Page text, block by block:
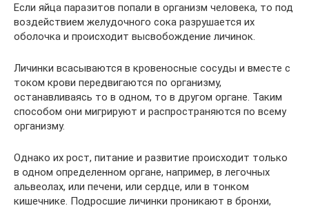
Если яйца паразитов попали в организм человека, то под
воздействием желудочного сока разрушается их
оболочка и происходит высвобождение личинок.
Личинки всасываются в кровеносные сосуды и вместе с
током крови передвигаются по организму,
останавливаясь то в одном, то в другом органе. Таким
способом они мигрируют и распространяются по всему
организму.
Однако их рост, питание и развитие происходит только
в одном определенном органе, например, в легочных
альвеолах, или печени, или сердце, или в тонком
кишечнике. Подросшие личинки проникают в бронхи,